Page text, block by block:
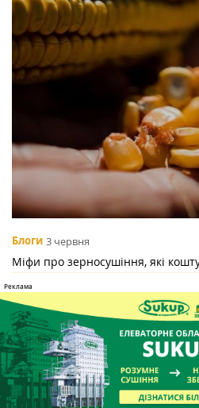
Блоги 3 червня
Міфи про зерносушіння, які